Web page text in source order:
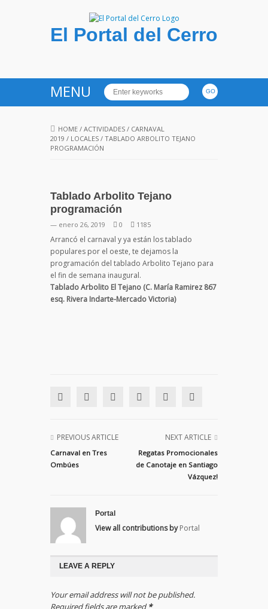
El Portal del Cerro
MENU
HOME / ACTIVIDADES / CARNAVAL
2019 / LOCALES / TABLADO ARBOLITO TEJANO
PROGRAMACIÓN
Tablado Arbolito Tejano
programación
— enero 26, 2019 0 1185
Arrancó el carnaval y ya están los tablado
populares por el oeste, te dejamos la
programación del tablado Arbolito Tejano para
el fin de semana inaugural.
Tablado Arbolito El Tejano (C. María Ramirez 867
esq. Rivera Indarte-Mercado Victoria)
PREVIOUS ARTICLE
Carnaval en Tres
Ombúes
NEXT ARTICLE
Regatas Promocionales
de Canotaje en Santiago
Vázquez!
Portal
View all contributions by Portal
LEAVE A REPLY
Your email address will not be published.
Required fields are marked*